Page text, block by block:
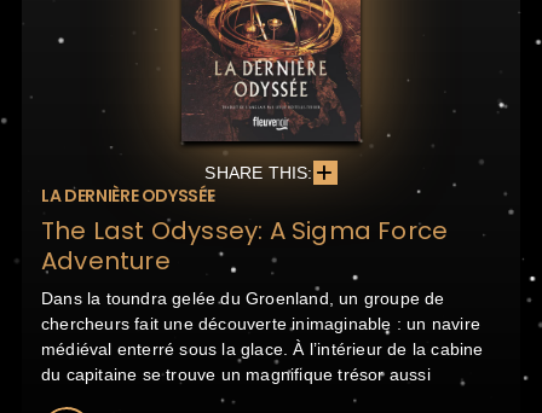
SHARE THIS:
LA DERNIÈRE ODYSSÉE
The Last Odyssey: A Sigma Force
Adventure
Dans la toundra gelée du Groenland, un groupe de
chercheurs fait une découverte inimaginable : un navire
médiéval enterré sous la glace. À l’intérieur de la cabine
du capitaine se trouve un magnifique trésor aussi